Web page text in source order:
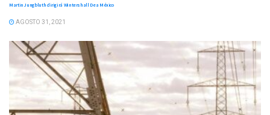
Martin Jungbluth dirigirá Wintershall Dea México
AGOSTO 31, 2021